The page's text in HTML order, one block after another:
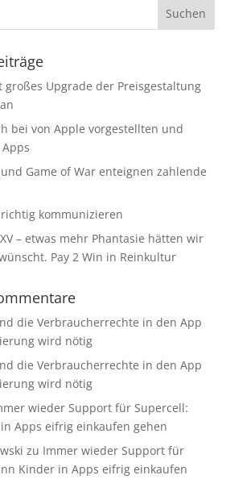
großes Upgrade der Preisgestaltung
bei von Apple vorgestellten und
Game of War enteignen zahlende
kommunizieren
– etwas mehr Phantasie hätten wir
Pay 2 Win in Reinkultur
die Verbraucherrechte in den App
wird nötig
die Verbraucherrechte in den App
wird nötig
wieder Support für Supercell:
Apps eifrig einkaufen gehen
zu Immer wieder Support für
Kinder in Apps eifrig einkaufen